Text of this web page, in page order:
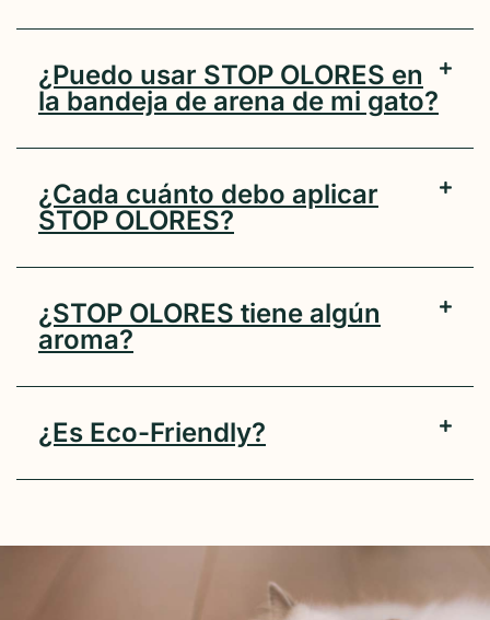
¿Puedo usar STOP OLORES en
la bandeja de arena de mi gato?
¿Cada cuánto debo aplicar
STOP OLORES?
¿STOP OLORES tiene algún
aroma?
¿Es Eco-Friendly?